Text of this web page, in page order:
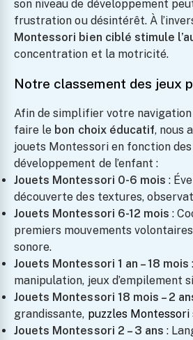
De Tabliers Et Toques
Petits Chefs
son niveau de développement
frustration ou désintérêt. À
Montessori bien ciblé stimule
concentration et la motricité.
Notre classement des jeux
Afin de simplifier votre navigation
faire le bon choix éducatif, nous
jouets Montessori en fonction
développement de l’enfant :
Jouets Montessori 0-6 mois :
découverte des textures,
Jouets Montessori 6-12 mois :
premiers mouvements
sonore.
Jouets Montessori 1 an – 18 mois
manipulation, jeux d’empilement
Jouets Montessori 18 mois – 2
grandissante, puzzles Montessori
Jouets Montessori 2 – 3 ans :